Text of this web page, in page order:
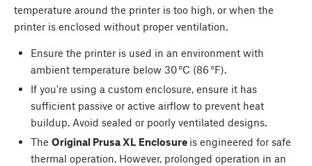
temperature around the printer is too high, or when the
printer is enclosed without proper ventilation.
Ensure the printer is used in an environment with
ambient temperature below 30 °C (86 °F).
If you're using a custom enclosure, ensure it has
sufficient passive or active airflow to prevent heat
buildup. Avoid sealed or poorly ventilated designs.
The Original Prusa XL Enclosure is engineered for safe
thermal operation. However, prolonged operation in an